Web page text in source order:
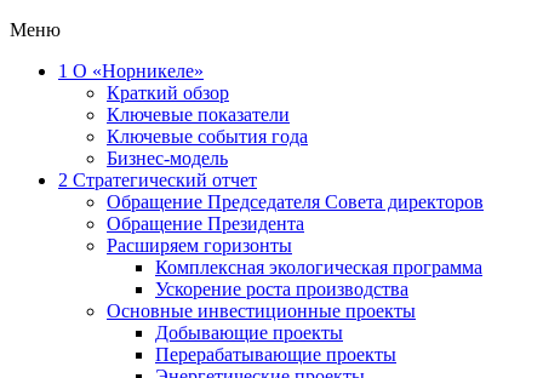
Меню
1 О «Норникеле»
Краткий обзор
Ключевые показатели
Ключевые события года
Бизнес-модель
2 Стратегический отчет
Обращение Председателя Совета директоров
Обращение Президента
Расширяем горизонты
Комплексная экологическая программа
Ускорение роста производства
Основные инвестиционные проекты
Добывающие проекты
Перерабатывающие проекты